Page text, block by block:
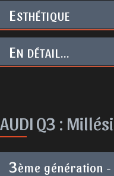
ESTHÉTIQUE
EN DÉTAIL...
AUDI Q3 :
3ème génération